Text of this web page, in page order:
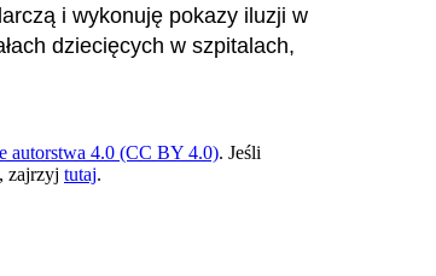
i wykonuję pokazy iluzji w
dziecięcych w szpitalach,
autorstwa 4.0 (CC BY 4.0). Jeśli
zajrzyj tutaj.